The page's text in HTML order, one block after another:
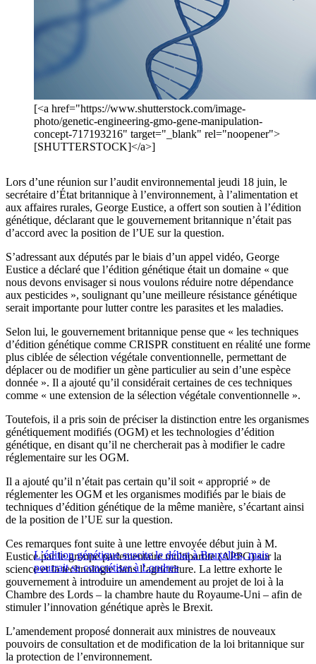
[<a href="https://www.shutterstock.com/image-
photo/genetic-engineering-gmo-gene-manipulation-
concept-717193216" target="_blank" rel="noopener">
[SHUTTERSTOCK]</a>]
Lors d’une réunion sur l’audit environnemental jeudi 18 juin, le
secrétaire d’État britannique à l’environnement, à l’alimentation et
aux affaires rurales, George Eustice, a offert son soutien à l’édition
génétique, déclarant que le gouvernement britannique n’était pas
d’accord avec la position de l’UE sur la question.
S’adressant aux députés par le biais d’un appel vidéo, George
Eustice a déclaré que l’édition génétique était un domaine « que
nous devons envisager si nous voulons réduire notre dépendance
aux pesticides », soulignant qu’une meilleure résistance génétique
serait importante pour lutter contre les parasites et les maladies.
Selon lui, le gouvernement britannique pense que « les techniques
d’édition génétique comme CRISPR constituent en réalité une forme
plus ciblée de sélection végétale conventionnelle, permettant de
déplacer ou de modifier un gène particulier au sein d’une espèce
donnée ». Il a ajouté qu’il considérait certaines de ces techniques
comme « une extension de la sélection végétale conventionnelle ».
Toutefois, il a pris soin de préciser la distinction entre les organismes
génétiquement modifiés (OGM) et les technologies d’édition
génétique, en disant qu’il ne chercherait pas à modifier le cadre
réglementaire sur les OGM.
Il a ajouté qu’il n’était pas certain qu’il soit « approprié » de
réglementer les OGM et les organismes modifiés par le biais de
techniques d’édition génétique de la même manière, s’écartant ainsi
de la position de l’UE sur la question.
L’édition génétique suscite le débat à Bruxelles, mais
pourrait se concrétiser à Londres
Ces remarques font suite à une lettre envoyée début juin à M.
Eustice par le groupe parlementaire multipartite (APPG) sur la
science et la technologie dans l’agriculture. La lettre exhorte le
gouvernement à introduire un amendement au projet de loi à la
Chambre des Lords – la chambre haute du Royaume-Uni – afin de
stimuler l’innovation génétique après le Brexit.
L’amendement proposé donnerait aux ministres de nouveaux
pouvoirs de consultation et de modification de la loi britannique sur
la protection de l’environnement.